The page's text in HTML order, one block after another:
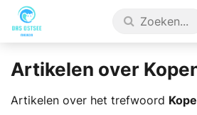
Artikelen over
Artikelen over het trefwoord